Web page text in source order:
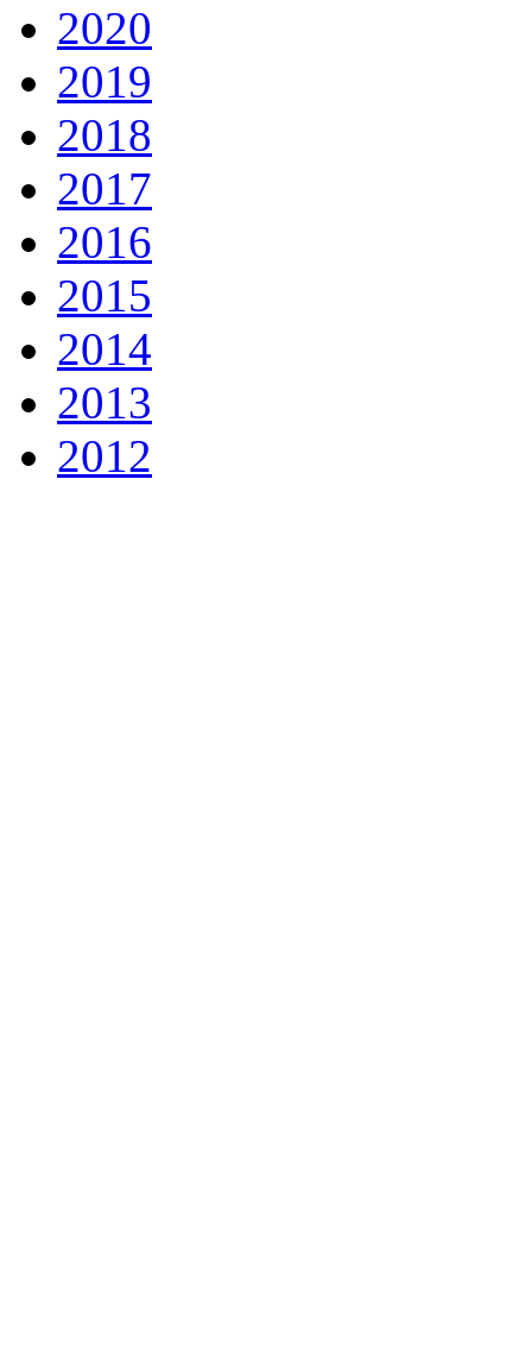
2020
2019
2018
2017
2016
2015
2014
2013
2012